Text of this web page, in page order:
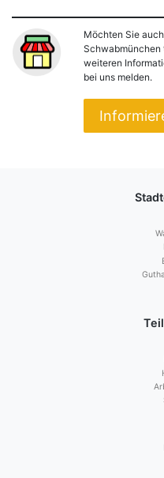
Möchten Sie
Schwabmünchen
weiteren
bei uns melden.